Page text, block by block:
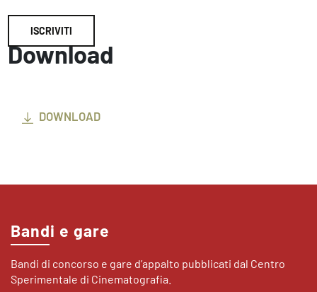
ISCRIVITI
Download
DOWNLOAD
Bandi e gare
Bandi di concorso e gare d’appalto pubblicati dal Centro
Sperimentale di Cinematografia.